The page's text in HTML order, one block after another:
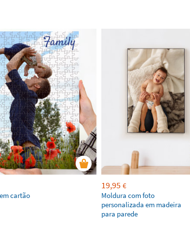
cartão
19,95 €
Moldura com foto
personalizada em madeira
para parede